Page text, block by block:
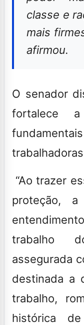
classe e
mais
afirmou.
O senador
fortalece
“Ao trazer
proteção,
trabalho
assegurada
destinada a
trabalho,
histórica de